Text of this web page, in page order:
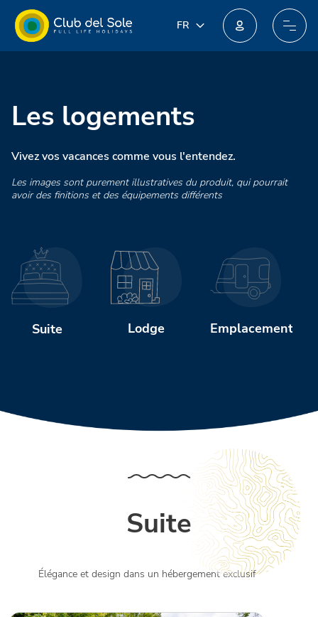
FR
NL
Les logements
Vivez vos vacances comme vous l'entendez.
Les images sont purement illustratives du produit, qui pourrait
avoir des finitions et des équipements différents
Suite Lodge Emplacements
Suite
Élégance et design dans un hébergement exclusif